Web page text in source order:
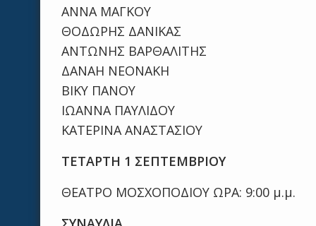
ΑΝΝΑ ΜΑΓΚΟΥ
ΘΟΔΩΡΗΣ ΔΑΝΙΚΑΣ
ΑΝΤΩΝΗΣ ΒΑΡΘΑΛΙΤΗΣ
ΔΑΝΑΗ ΝΕΟΝΑΚΗ
ΒΙΚΥ ΠΑΝΟΥ
ΙΩΑΝΝΑ ΠΑΥΛΙΔΟΥ
ΚΑΤΕΡΙΝΑ ΑΝΑΣΤΑΣΙΟΥ
ΤΕΤΑΡΤΗ 1 ΣΕΠΤΕΜΒΡΙΟΥ
ΘΕΑΤΡΟ ΜΟΣΧΟΠΟΔΙΟΥ ΩΡΑ: 9:00 μ.μ.